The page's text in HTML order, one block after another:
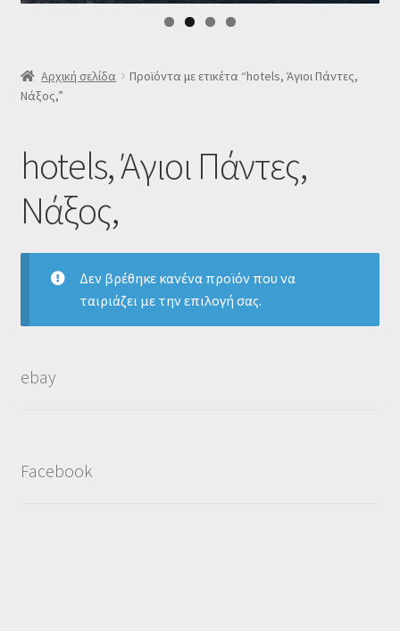
SLIDER
Δελτίο νέων
Επιβεβαίωση εγγραφής στο Newsletter του Dealistas.gr
Αρχική σελίδα
Προϊόντα με ετικέτα “hotels, Άγιοι Πάντες,
Νάξος,”
hotels, Άγιοι Πάντες,
Νάξος,
Δεν βρέθηκε κανένα προϊόν που να
ταιριάζει με την επιλογή σας.
ebay
Facebook